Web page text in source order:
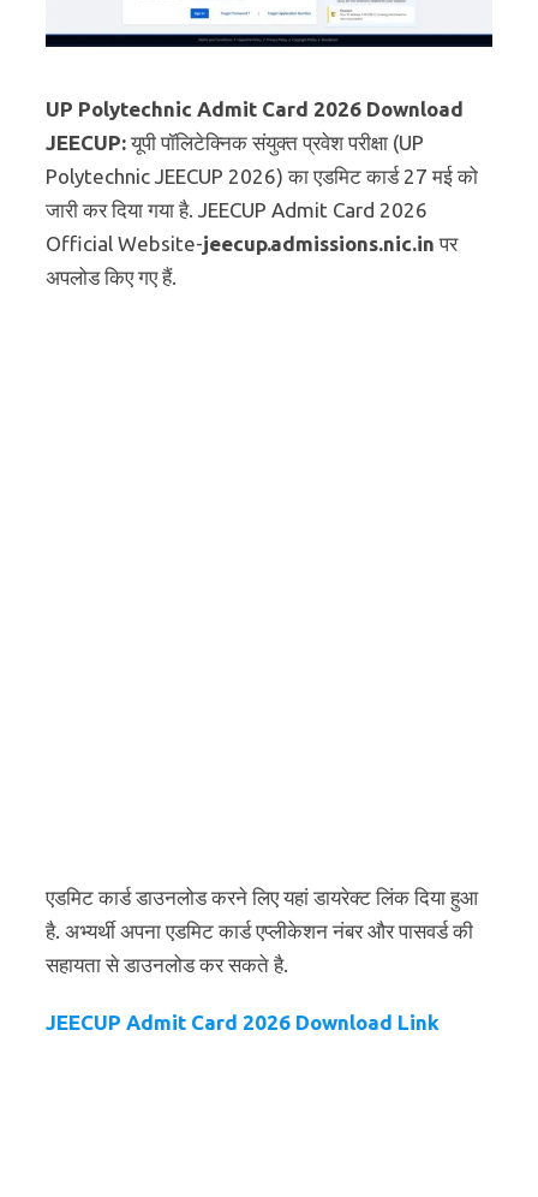
UP Polytechnic Admit Card 2026 Download
JEECUP:यूपी पॉलिटेक्निक संयुक्त प्रवेश परीक्षा (UP
Polytechnic JEECUP 2026) का एडमिट कार्ड 27 मई को
जारी कर दिया गया है. JEECUP Admit Card 2026
Official Website-jeecup.admissions.nic.in पर
अपलोड किए गए हैं.
एडमिट कार्ड डाउनलोड करने लिए यहां डायरेक्ट लिंक दिया हुआ
है. अभ्यर्थी अपना एडमिट कार्ड एप्लीकेशन नंबर और पासवर्ड की
सहायता से डाउनलोड कर सकते है.
JEECUP Admit Card 2026 Download Link